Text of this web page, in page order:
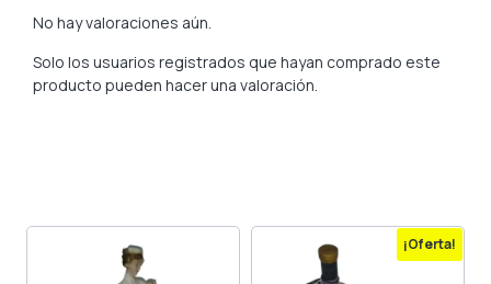
No hay valoraciones aún.
Solo los usuarios registrados que hayan comprado este
producto pueden hacer una valoración.
¡Oferta!